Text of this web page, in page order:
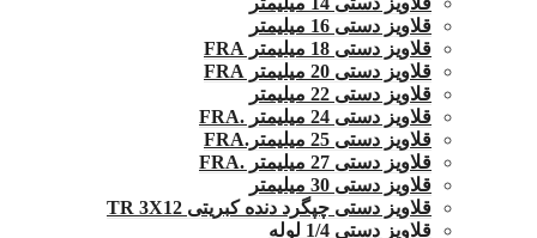
قلاویز دستی 16 میلیمتر
قلاویز دستی 18 میلیمتر FRA
قلاویز دستی 20 میلیمتر FRA
قلاویز دستی 22 میلیمتر
قلاویز دستی 24 میلیمتر .FRA
قلاویز دستی 25 میلیمتر.FRA
قلاویز دستی 27 میلیمتر .FRA
قلاویز دستی 30 میلیمتر
قلاویز دستی چپگرد دنده کبریتی TR 3X12
قلاویز دستی 1/4 لوله